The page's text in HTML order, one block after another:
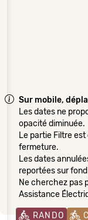
Sur mobile,
Les dates ne
opacité diminuée.
Le partie Filtre
fermeture.
Les dates
reportées sur
Ne cherchez pas
Assistance
RANDO